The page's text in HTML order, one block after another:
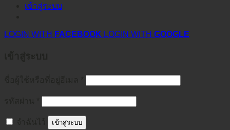
เข้าสู่ระบบ
LOGIN WITH FACEBOOK LOGIN WITH GOOGLE
เข้าสู่ระบบ